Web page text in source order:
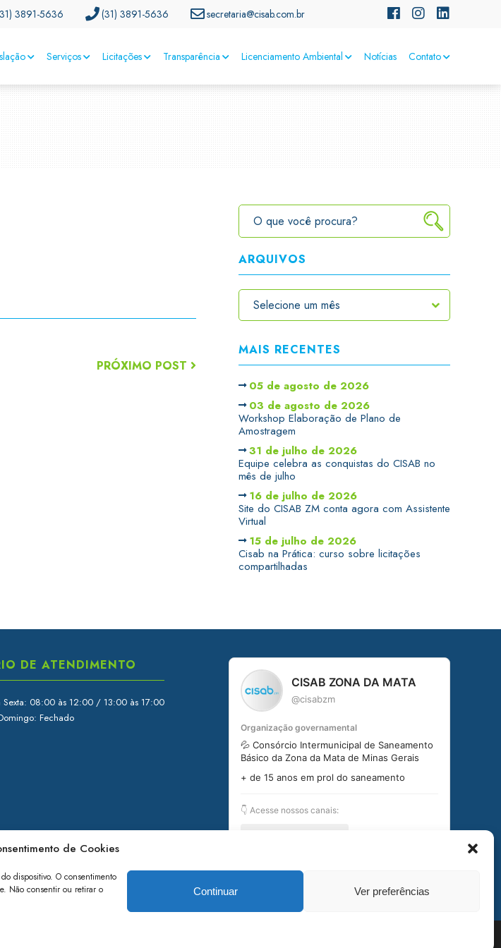
de Cookies
dispositivo. O consentimento
Não consentir ou retirar o
Continuar Ver preferências
3891-5636 (31) 3891-5636 secretaria@cisab.com.br
Serviços Licitações Transparência Licenciamento Ambiental Notícias Contato
PRÓXIMO POST
ARQUIVOS
MAIS RECENTES
05 de agosto de 2026
03 de agosto de 2026
Workshop Elaboração de Plano de
Amostragem
31 de julho de 2026
Equipe celebra as conquistas do CISAB no
mês de julho
16 de julho de 2026
Site do CISAB ZM conta agora com Assistente
Virtual
15 de julho de 2026
Cisab na Prática: curso sobre licitações
compartilhadas
DE ATENDIMENTO
Sexta: 08:00 às 12:00 / 13:00 às 17:00
Fechado
CISAB ZONA DA MATA
@cisabzm
Organização governamental
💦 Consórcio Intermunicipal de Saneamento
Básico da Zona da Mata de Minas Gerais
+ de 15 anos em prol do saneamento
👇 Acesse nossos canais: